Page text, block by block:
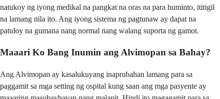
natukoy ng iyong medikal na pangkat na oras na para huminto, ititigil
na lamang nila ito. Ang iyong sistema ng pagtunaw ay dapat na
patuloy na gumana nang normal nang walang suporta ng gamot.
Maaari Ko Bang Inumin ang Alvimopan sa Bahay?
Ang Alvimopan ay kasalukuyang inaprubahan lamang para sa
paggamit sa mga setting ng ospital kung saan ang mga pasyente ay